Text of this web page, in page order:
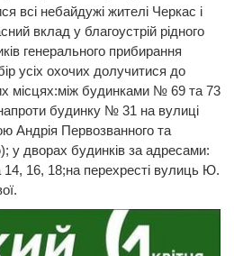
всі небайдужі жителі Черкас і
вклад у благоустрій рідного
генерального прибирання
усіх охочих долучитися до
місцях:між будинками № 69 та 73
будинку № 31 на вулиці
Андрія Первозванного та
у дворах будинків за адресами:
16, 18;на перехресті вулиць Ю.